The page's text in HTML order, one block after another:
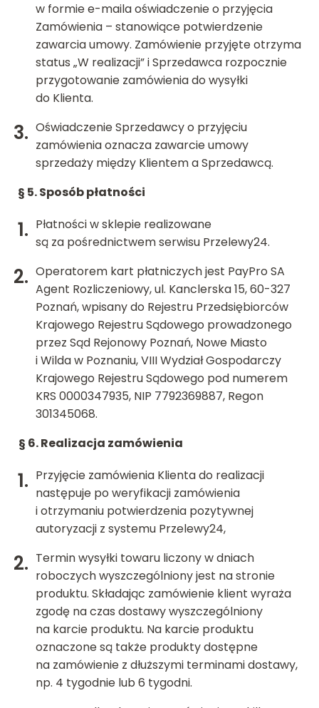
w formie e-maila oświadczenie o przyjęcia
Zamówienia – stanowiące potwierdzenie
zawarcia umowy. Zamówienie przyjęte otrzyma
status „W realizacji” i Sprzedawca rozpocznie
przygotowanie zamówienia do wysyłki
do Klienta.
Oświadczenie Sprzedawcy o przyjęciu
zamówienia oznacza zawarcie umowy
sprzedaży między Klientem a Sprzedawcą.
§ 5.Sposób płatności
Płatności w sklepie realizowane
są za pośrednictwem serwisu Przelewy24.
Operatorem kart płatniczych jest PayPro SA
Agent Rozliczeniowy, ul. Kanclerska 15, 60-327
Poznań, wpisany do Rejestru Przedsiębiorców
Krajowego Rejestru Sądowego prowadzonego
przez Sąd Rejonowy Poznań, Nowe Miasto
i Wilda w Poznaniu, VIII Wydział Gospodarczy
Krajowego Rejestru Sądowego pod numerem
KRS 0000347935, NIP 7792369887, Regon
301345068.
§ 6.Realizacja zamówienia
Przyjęcie zamówienia Klienta do realizacji
następuje po weryfikacji zamówienia
i otrzymaniu potwierdzenia pozytywnej
autoryzacji z systemu Przelewy24,
Termin wysyłki towaru liczony w dniach
roboczych wyszczególniony jest na stronie
produktu. Składając zamówienie klient wyraża
zgodę na czas dostawy wyszczególniony
na karcie produktu. Na karcie produktu
oznaczone są także produkty dostępne
na zamówienie z dłuższymi terminami dostawy,
np. 4 tygodnie lub 6 tygodni.